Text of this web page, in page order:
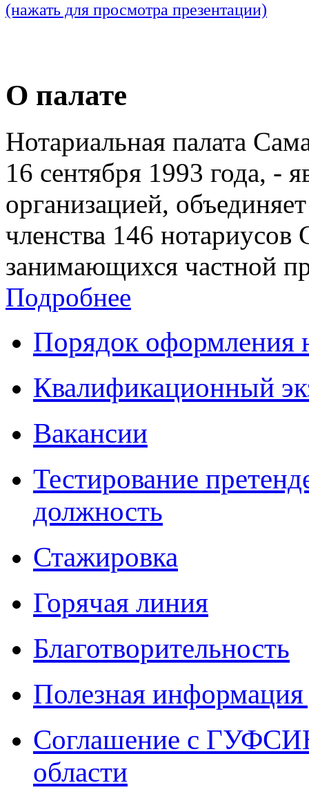
(нажать для просмотра презентации)
О палате
Нотариальная палата
16 сентября 1993 года, -
организацией,
членства 146 нотариусов
занимающихся частной
Подробнее
Порядок оформления
Квалификационный
Вакансии
Тестирование
должность
Стажировка
Горячая линия
Благотворительность
Полезная
Соглашение с
области